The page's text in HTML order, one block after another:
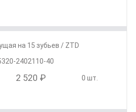
на 15 зубьев / ZTD
2402110-40
2 520 ₽ 0 шт.